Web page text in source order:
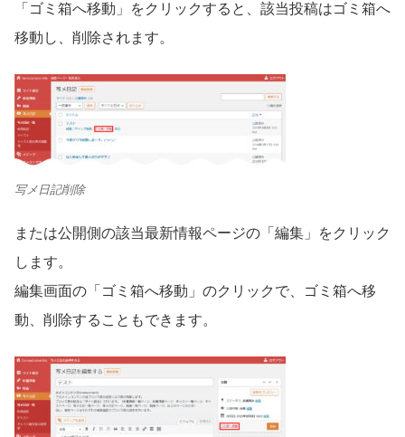
「ゴミ箱へ移動」をクリックすると、該当投稿はゴミ箱へ
移動し、削除されます。
写メ日記削除
または公開側の該当最新情報ページの「編集」をクリック
します。
編集画面の「ゴミ箱へ移動」のクリックで、ゴミ箱へ移
動、削除することもできます。